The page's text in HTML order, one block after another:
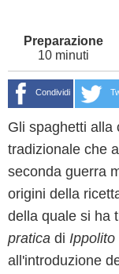
10 minuti
Condividi
Gli spaghetti alla
tradizionale che
seconda guerra
origini della
della quale si ha
pratica di Ippolito
all'introduzione